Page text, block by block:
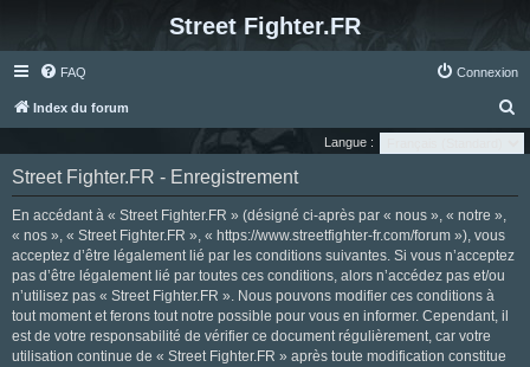
Street Fighter.FR
FAQ Connexion
Index du forum
e
Langue :
Street Fighter.FR - Enregistrement
En accédant à « Street Fighter.FR » (désigné ci-après par « nous », « notre »,
« nos », « Street Fighter.FR », « https://www.streetfighter-fr.com/forum »), vous
acceptez d’être légalement lié par les conditions suivantes. Si vous n’acceptez
pas d’être légalement lié par toutes ces conditions, alors n’accédez pas et/ou
n’utilisez pas « Street Fighter.FR ». Nous pouvons modifier ces conditions à
tout moment et ferons tout notre possible pour vous en informer. Cependant, il
est de votre responsabilité de vérifier ce document régulièrement, car votre
utilisation continue de « Street Fighter.FR » après toute modification constitue